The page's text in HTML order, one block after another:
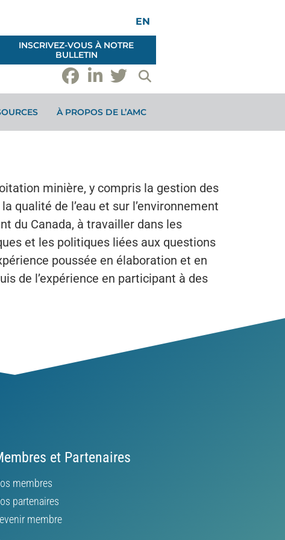
EN
INSCRIVEZ-VOUS À NOTRE
BULLETIN
À PROPOS DE L’AMC
minière, y compris la gestion des
qualité de l’eau et sur l’environnement
du Canada, à travailler dans les
et les politiques liées aux questions
poussée en élaboration et en
de l’expérience en participant à des
et Partenaires
membres
partenaires
membre